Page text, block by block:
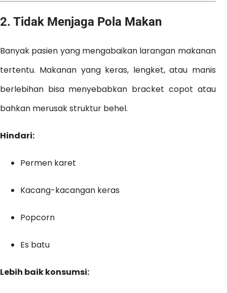
2. Tidak Menjaga Pola Makan
Banyak pasien yang mengabaikan larangan makanan
tertentu. Makanan yang keras, lengket, atau manis
berlebihan bisa menyebabkan bracket copot atau
bahkan merusak struktur behel.
Hindari:
Permen karet
Kacang-kacangan keras
Popcorn
Es batu
Lebih baik konsumsi: